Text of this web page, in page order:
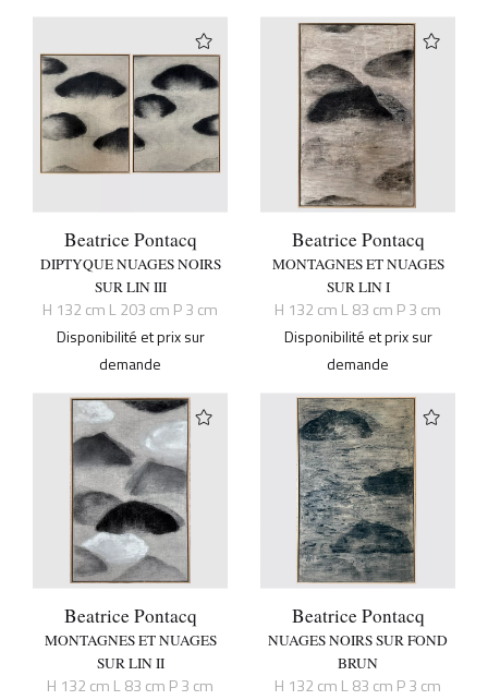
Beatrice Pontacq
DIPTYQUE NUAGES NOIRS
SUR LIN III
H 132 cm L 203 cm P 3 cm
Disponibilité et prix sur
demande
Beatrice Pontacq
MONTAGNES ET NUAGES
SUR LIN I
H 132 cm L 83 cm P 3 cm
Disponibilité et prix sur
demande
Beatrice Pontacq
MONTAGNES ET NUAGES
SUR LIN II
H 132 cm L 83 cm P 3 cm
Beatrice Pontacq
NUAGES NOIRS SUR FOND
BRUN
H 132 cm L 83 cm P 3 cm